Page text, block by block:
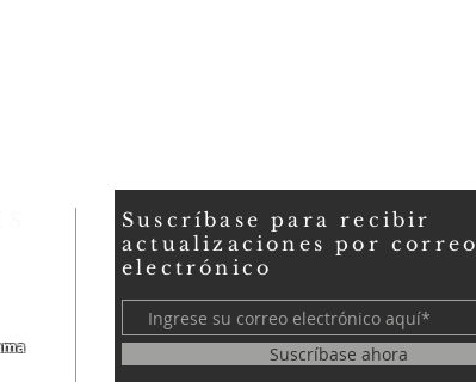
Suscríbase para recibir
actualizaciones por correo
electrónico
Suscríbase ahora